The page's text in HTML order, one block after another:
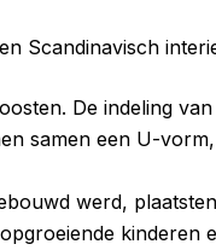
De indeling
samen een U-
werd,
kinderen